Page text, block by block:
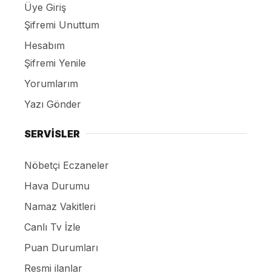
Üye Giriş
Şifremi Unuttum
Hesabım
Şifremi Yenile
Yorumlarım
Yazı Gönder
SERVİSLER
Nöbetçi Eczaneler
Hava Durumu
Namaz Vakitleri
Canlı Tv İzle
Puan Durumları
Resmi ilanlar